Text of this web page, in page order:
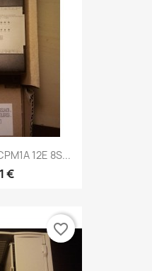
12E 8S...
€
favorite_border